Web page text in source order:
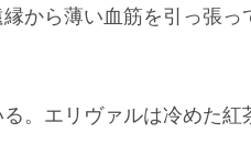
から薄い血筋を引っ張
。エリヴァルは冷めた紅